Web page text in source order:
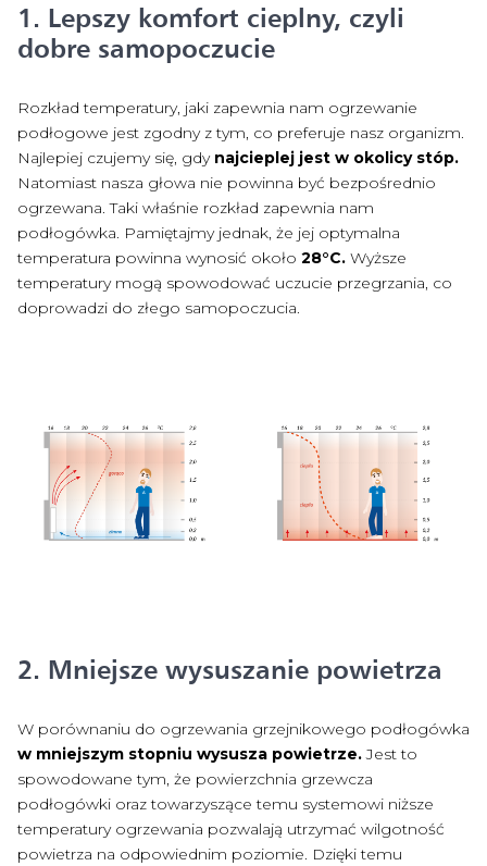
1. Lepszy komfort cieplny, czyli
dobre samopoczucie
Rozkład temperatury, jaki zapewnia nam ogrzewanie
podłogowe jest zgodny z tym, co preferuje nasz organizm.
Najlepiej czujemy się, gdy najcieplej jest w okolicy stóp.
Natomiast nasza głowa nie powinna być bezpośrednio
ogrzewana. Taki właśnie rozkład zapewnia nam
podłogówka. Pamiętajmy jednak, że jej optymalna
temperatura powinna wynosić około 28°C. Wyższe
temperatury mogą spowodować uczucie przegrzania, co
doprowadzi do złego samopoczucia.
2. Mniejsze wysuszanie powietrza
W porównaniu do ogrzewania grzejnikowego podłogówka
w mniejszym stopniu wysusza powietrze.Jest to
spowodowane tym, że powierzchnia grzewcza
podłogówki oraz towarzyszące temu systemowi niższe
temperatury ogrzewania pozwalają utrzymać wilgotność
powietrza na odpowiednim poziomie. Dzięki temu